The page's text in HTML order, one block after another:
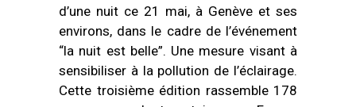
d’une nuit ce 21 mai, à Genève et ses
environs, dans le cadre de l’événement
“la nuit est belle”. Une mesure visant à
sensibiliser à la pollution de l’éclairage.
Cette troisième édition rassemble 178